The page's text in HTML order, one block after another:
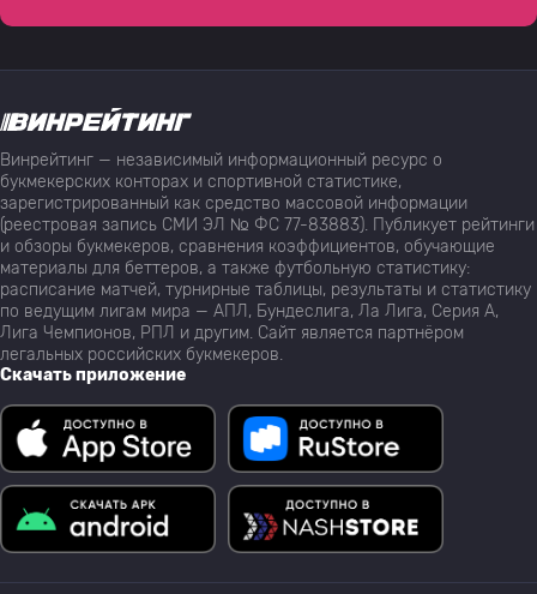
Винрейтинг — независимый информационный ресурс о
букмекерских конторах и спортивной статистике,
зарегистрированный как средство массовой информации
(реестровая запись СМИ ЭЛ № ФС 77-83883). Публикует рейтинги
и обзоры букмекеров, сравнения коэффициентов, обучающие
материалы для беттеров, а также футбольную статистику:
расписание матчей, турнирные таблицы, результаты и статистику
по ведущим лигам мира — АПЛ, Бундеслига, Ла Лига, Серия А,
Лига Чемпионов, РПЛ и другим. Сайт является партнёром
легальных российских букмекеров.
Скачать приложение